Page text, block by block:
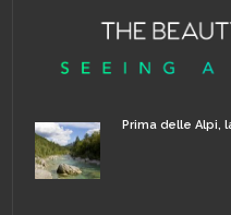
Prima delle Alpi,